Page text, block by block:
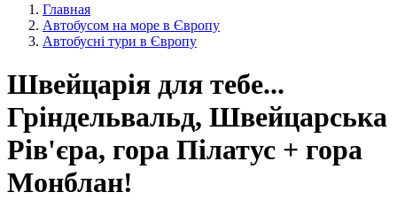
Главная
Автобусом на море в Європу
Автобусні тури в Європу
Швейцарія для тебе...
Гріндельвальд, Швейцарська
Рів'єра, гора Пілатус + гора
Монблан!